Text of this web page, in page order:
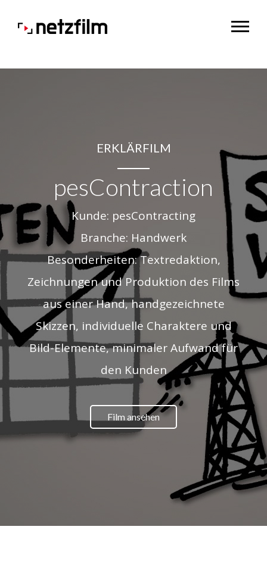
ERKLÄRFILM
pesContraction
Kunde: pesContracting
Branche: Handwerk
Besonderheiten: Textredaktion,
Zeichnungen und Produktion des Films
aus einer Hand, handgezeichnete
Skizzen, individuelle Charaktere und
Bild-Elemente, minimaler Aufwand für
den Kunden
Film ansehen